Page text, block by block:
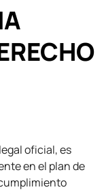
oficial, es
en el plan de